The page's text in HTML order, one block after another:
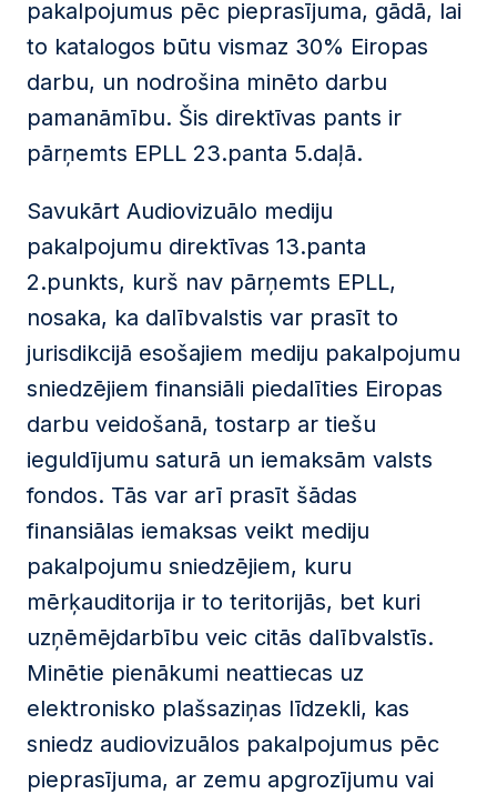
pakalpojumus pēc pieprasījuma, gādā, lai
to katalogos būtu vismaz 30% Eiropas
darbu, un nodrošina minēto darbu
pamanāmību. Šis direktīvas pants ir
pārņemts EPLL 23.panta 5.daļā.
Savukārt Audiovizuālo mediju
pakalpojumu direktīvas 13.panta
2.punkts, kurš nav pārņemts EPLL,
nosaka, ka dalībvalstis var prasīt to
jurisdikcijā esošajiem mediju pakalpojumu
sniedzējiem finansiāli piedalīties Eiropas
darbu veidošanā, tostarp ar tiešu
ieguldījumu saturā un iemaksām valsts
fondos. Tās var arī prasīt šādas
finansiālas iemaksas veikt mediju
pakalpojumu sniedzējiem, kuru
mērķauditorija ir to teritorijās, bet kuri
uzņēmējdarbību veic citās dalībvalstīs.
Minētie pienākumi neattiecas uz
elektronisko plašsaziņas līdzekli, kas
sniedz audiovizuālos pakalpojumus pēc
pieprasījuma, ar zemu apgrozījumu vai